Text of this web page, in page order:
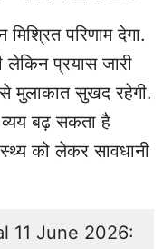
परिणाम देगा.
प्रयास जारी
से मुलाकात सुखद रहेगी.
व्यय बढ़ सकता है
को लेकर सावधानी
11 June 2026: